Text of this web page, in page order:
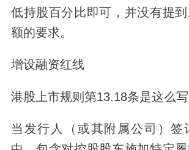
低持股百分比即可，并没有提
额的要求。
增设融资红线
港股上市规则第13.18条是这么写
当发行人（或其附属公司）签